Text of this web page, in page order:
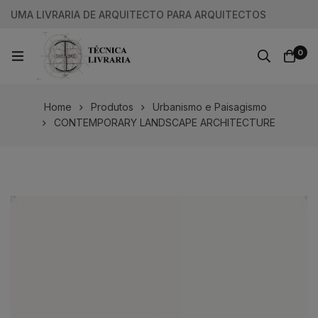
UMA LIVRARIA DE ARQUITECTO PARA ARQUITECTOS
0
Home Produtos
Urbanismo e Paisagismo
CONTEMPORARY LANDSCAPE ARCHITECTURE